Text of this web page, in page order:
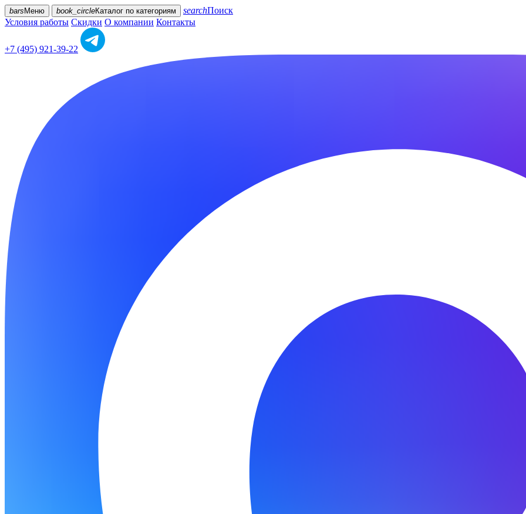
bars Меню book_circleКаталог по категориям searchПоиск
Условия работы Скидки О компании Контакты
+7 (495) 921-39-22